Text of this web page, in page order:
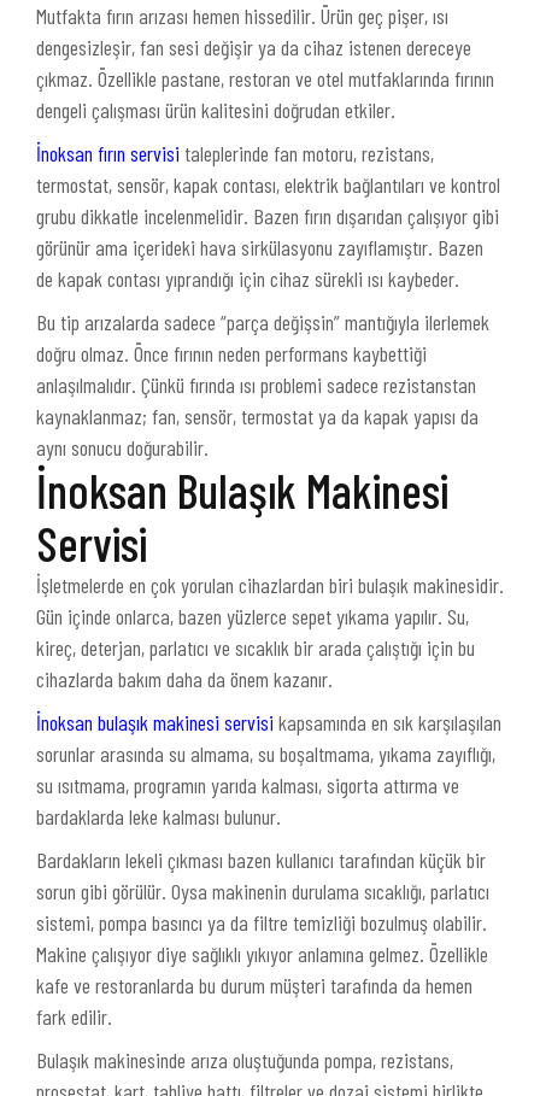
Mutfakta fırın arızası hemen hissedilir. Ürün geç pişer, ısı
dengesizleşir, fan sesi değişir ya da cihaz istenen dereceye
çıkmaz. Özellikle pastane, restoran ve otel mutfaklarında fırının
dengeli çalışması ürün kalitesini doğrudan etkiler.
İnoksan fırın servisi taleplerinde fan motoru, rezistans,
termostat, sensör, kapak contası, elektrik bağlantıları ve kontrol
grubu dikkatle incelenmelidir. Bazen fırın dışarıdan çalışıyor gibi
görünür ama içerideki hava sirkülasyonu zayıflamıştır. Bazen
de kapak contası yıprandığı için cihaz sürekli ısı kaybeder.
Bu tip arızalarda sadece “parça değişsin” mantığıyla ilerlemek
doğru olmaz. Önce fırının neden performans kaybettiği
anlaşılmalıdır. Çünkü fırında ısı problemi sadece rezistanstan
kaynaklanmaz; fan, sensör, termostat ya da kapak yapısı da
aynı sonucu doğurabilir.
İnoksan Bulaşık Makinesi
Servisi
İşletmelerde en çok yorulan cihazlardan biri bulaşık makinesidir.
Gün içinde onlarca, bazen yüzlerce sepet yıkama yapılır. Su,
kireç, deterjan, parlatıcı ve sıcaklık bir arada çalıştığı için bu
cihazlarda bakım daha da önem kazanır.
İnoksan bulaşık makinesi servisi kapsamında en sık karşılaşılan
sorunlar arasında su almama, su boşaltmama, yıkama zayıflığı,
su ısıtmama, programın yarıda kalması, sigorta attırma ve
bardaklarda leke kalması bulunur.
Bardakların lekeli çıkması bazen kullanıcı tarafından küçük bir
sorun gibi görülür. Oysa makinenin durulama sıcaklığı, parlatıcı
sistemi, pompa basıncı ya da filtre temizliği bozulmuş olabilir.
Makine çalışıyor diye sağlıklı yıkıyor anlamına gelmez. Özellikle
kafe ve restoranlarda bu durum müşteri tarafında da hemen
fark edilir.
Bulaşık makinesinde arıza oluştuğunda pompa, rezistans,